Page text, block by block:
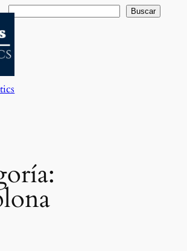
Buscar Buscar